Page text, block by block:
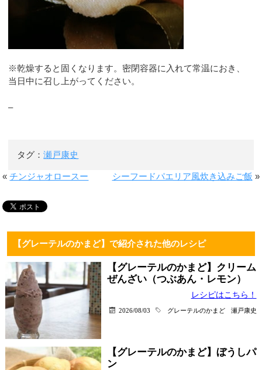
※乾燥すると固くなります。密閉容器に入れて常温におき、
当日中に召し上がってください。
–
タグ：瀬戸康史
«チンジャオロースー シーフードパエリア風炊き込みご飯 »
【グレーテルのかまど】で紹介された他のレシピ
【グレーテルのかまど】クリーム
ぜんざい（つぶあん・レモン）
レシピはこちら！
2026/08/03 グレーテルのかまど 瀬戸康史
【グレーテルのかまど】ぼうしパ
ン